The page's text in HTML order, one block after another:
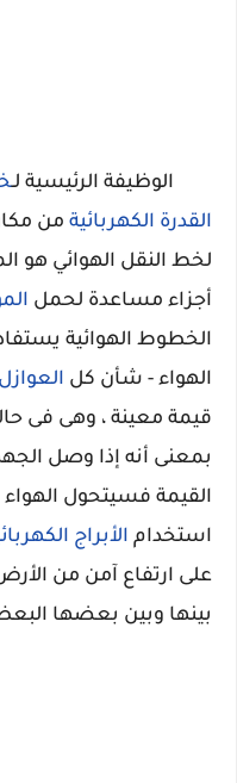
الوظيفة الرئيسية لـ
القدرة الكهربائية من
لخط النقل الهوائي هو
أجزاء مساعدة لحمل
الخطوط الهوائية
الهواء - شأن كل العوازل
بمعنى أنه إذا وصل
القيمة فسيتحول
استخدام الأبراج
على ارتفاع آمن من
بينها وبين بعضها